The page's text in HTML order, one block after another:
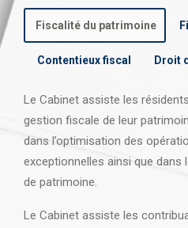
Fiscalité du patrimoine
Contentieux fiscal Droit
Le Cabinet assiste les
gestion fiscale de leur
dans l’optimisation des
exceptionnelles ainsi que dans
de patrimoine.
Le Cabinet assiste les